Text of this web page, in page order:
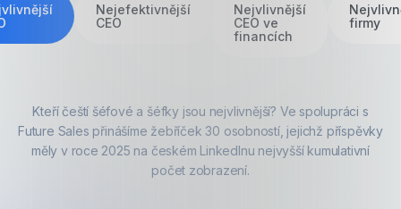
Nejefektivnější
CEO
Nejvlivnější
CEO ve
financích
firmy
Kteří čeští šéfové a šéfky jsou nejvlivnější? Ve spolupráci s
Future Sales přinášíme žebříček 30 osobností, jejichž příspěvky
měly v roce 2025 na českém LinkedInu nejvyšší kumulativní
počet zobrazení.